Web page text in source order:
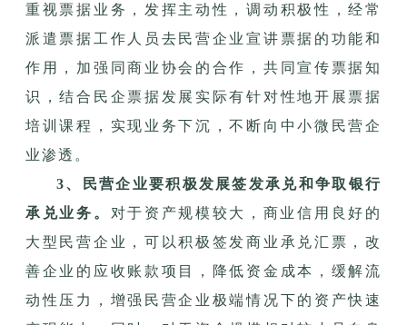
重视票据业务，发挥主动性，调动积极性，经常
派遣票据工作人员去民营企业宣讲票据的功能和
作用，加强同商业协会的合作，共同宣传票据知
识，结合民企票据发展实际有针对性地开展票据
培训课程，实现业务下沉，不断向中小微民营企
业渗透。
3、民营企业要积极发展签发承兑和争取银行
承兑业务。 对于资产规模较大，商业信用良好的
大型民营企业，可以积极签发商业承兑汇票，改
善企业的应收账款项目，降低资金成本，缓解流
动性压力，增强民营企业极端情况下的资产快速